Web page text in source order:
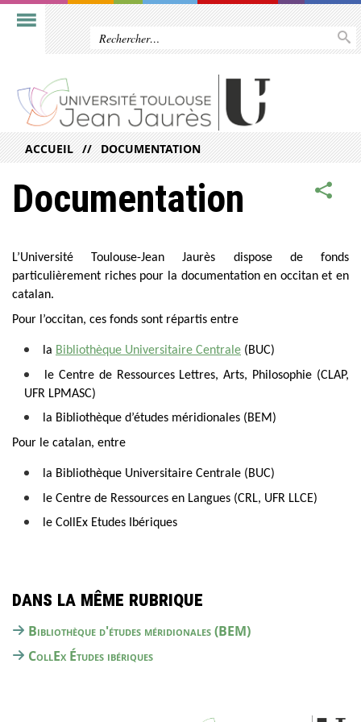
ACCUEIL DOCUMENTATION
Documentation
L’Université Toulouse-Jean Jaurès dispose de fonds
particulièrement riches pour la documentation en occitan et en
catalan.
Pour l’occitan, ces fonds sont répartis entre
la Bibliothèque Universitaire Centrale (BUC)
le Centre de Ressources Lettres, Arts, Philosophie (CLAP,
UFR LPMASC)
la Bibliothèque d’études méridionales (BEM)
Pour le catalan, entre
la Bibliothèque Universitaire Centrale (BUC)
le Centre de Ressources en Langues (CRL, UFR LLCE)
le CollEx Etudes Ibériques
Dans la même rubrique
Bibliothèque d'études méridionales (BEM)
CollEx Études ibériques